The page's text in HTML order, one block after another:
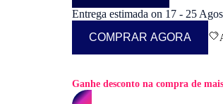
para
modelo
Entrega estimada on 17 - 25
COMPRAR AGORA
Ganhe desconto na compra de